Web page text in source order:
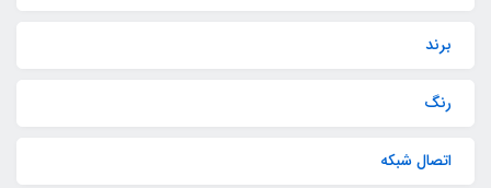
برند
رنگ
اتصال شبکه